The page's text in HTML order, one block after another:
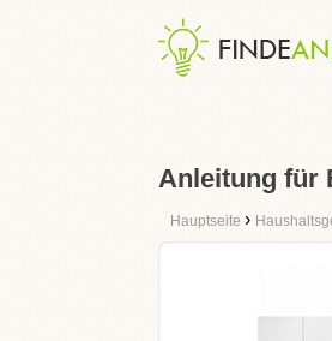
Anleitung für
Hauptseite ›